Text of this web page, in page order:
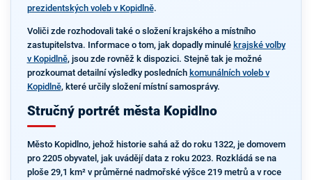
prezidentských voleb v Kopidlně.
Voliči zde rozhodovali také o složení krajského a místního
zastupitelstva. Informace o tom, jak dopadly minulé krajské volby
v Kopidlně, jsou zde rovněž k dispozici. Stejně tak je možné
prozkoumat detailní výsledky posledních komunálních voleb v
Kopidlně, které určily složení místní samosprávy.
Stručný portrét města Kopidlno
Město Kopidlno, jehož historie sahá až do roku 1322, je domovem
pro 2205 obyvatel, jak uvádějí data z roku 2023. Rozkládá se na
ploše 29,1 km² v průměrné nadmořské výšce 219 metrů a v roce